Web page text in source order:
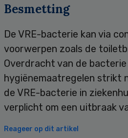
Besmetting
De VRE-bacterie kan via
voorwerpen zoals de
Overdracht van de
hygiënemaatregelen strikt
de VRE-bacterie in
verplicht om een uitbraak
Reageer op dit artikel